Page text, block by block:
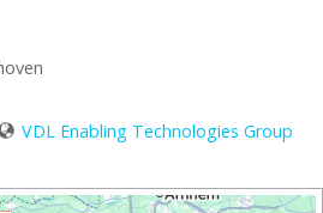
VDL Enabling Technologies Group